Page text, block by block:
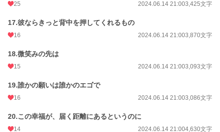
25 2024.06.14 21:003,425文字
17.彼ならきっと背中を押してくれるもの
16 2024.06.14 21:003,870文字
18.微笑みの先は
15 2024.06.14 21:003,093文字
19.誰かの願いは誰かのエゴで
16 2024.06.14 21:003,086文字
20.この幸福が、届く距離にあるというのに
14 2024.06.14 21:004,630文字